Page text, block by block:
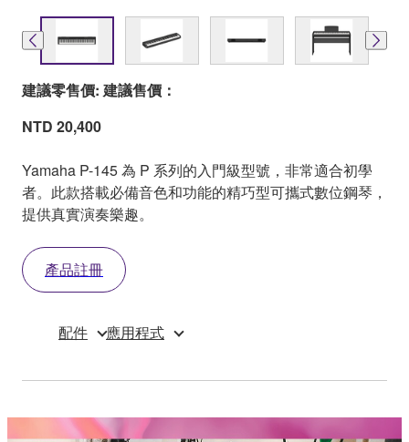
建議零售價: 建議售價：
NTD 20,400
Yamaha P-145 為 P 系列的入門級型號，非常適合初學
者。此款搭載必備音色和功能的精巧型可攜式數位鋼琴，
提供真實演奏樂趣。
產品註冊
配件 應用程式